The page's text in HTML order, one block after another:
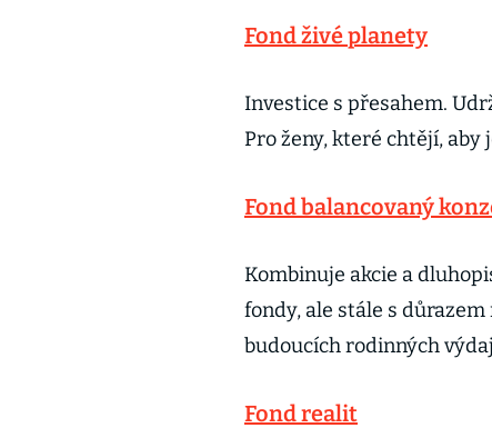
Fond živé planety
Investice s přesahem.
Pro ženy, které chtějí, aby
Fond balancovaný
Kombinuje akcie a
fondy, ale stále s
budoucích rodinných
Fond realit